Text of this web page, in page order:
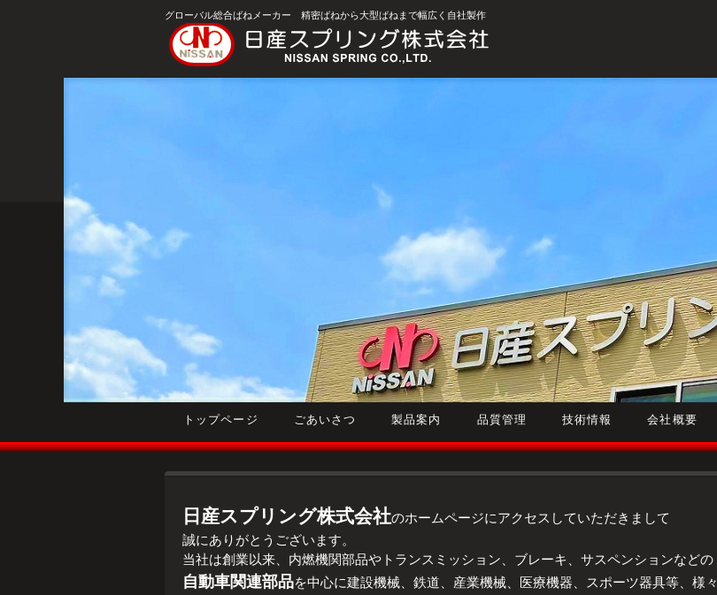
グローバル総合ばねメーカー 精密ばねから大型ばねまで幅広く自社製作
日産スプリング株式会社のホームページにアクセスしていただきまして
誠にありがとうございます。
当社は創業以来、内燃機関部品やトランスミッション、ブレーキ、サスペンションなどの
自動車関連部品を中心に建設機械、鉄道、産業機械、医療機器、スポーツ器具等、様々
トップページ ごあいさつ 製品案内 品質管理 技術情報 会社概要